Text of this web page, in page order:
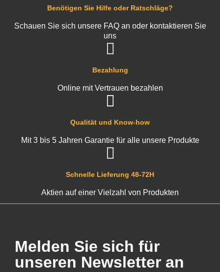
Schnelle Lieferung 48-72H
Aktien auf einer Vielzahl von Produkten
Qualität und Know-how
Mit 3 bis 5 Jahren Garantie für alle unsere Produkte
Bezahlung
Online mit Vertrauen bezahlen
Benötigen Sie Hilfe oder Ratschläge?
Schauen Sie sich unsere FAQ an oder kontaktieren Sie
uns
Melden Sie sich für
unseren Newsletter an